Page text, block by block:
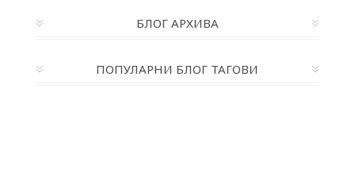
БЛОГ АРХИВА
ПОПУЛАРНИ БЛОГ ТАГОВИ